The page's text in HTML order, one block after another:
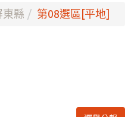
東縣 第08選區[平地]